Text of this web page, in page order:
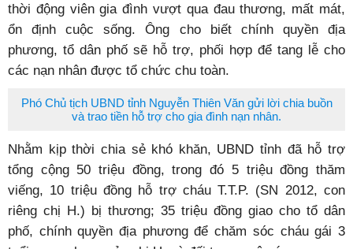
thời động viên gia đình vượt qua đau thương, mất mát,
ổn định cuộc sống. Ông cho biết chính quyền địa
phương, tổ dân phố sẽ hỗ trợ, phối hợp để tang lễ cho
các nạn nhân được tổ chức chu toàn.
Phó Chủ tịch UBND tỉnh Nguyễn Thiên Văn gửi lời chia buồn
và trao tiền hỗ trợ cho gia đình nạn nhân.
Nhằm kịp thời chia sẻ khó khăn, UBND tỉnh đã hỗ trợ
tổng cộng 50 triệu đồng, trong đó 5 triệu đồng thăm
viếng, 10 triệu đồng hỗ trợ cháu T.T.P. (SN 2012, con
riêng chị H.) bị thương; 35 triệu đồng giao cho tổ dân
phố, chính quyền địa phương để chăm sóc cháu gái 3